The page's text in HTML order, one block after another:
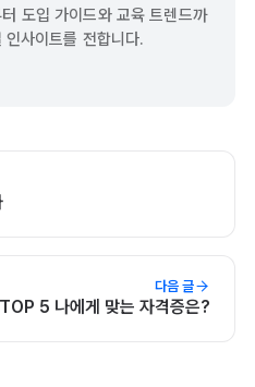
도입 가이드와 교육 트렌드까
사이트를 전합니다.
다음 글
5 나에게 맞는 자격증은?